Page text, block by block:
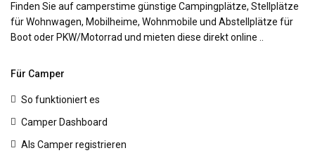
Finden Sie auf camperstime günstige Campingplätze, Stellplätze
für Wohnwagen, Mobilheime, Wohnmobile und Abstellplätze für
Boot oder PKW/Motorrad und mieten diese direkt online ..
Für Camper
So funktioniert es
Camper Dashboard
Als Camper registrieren